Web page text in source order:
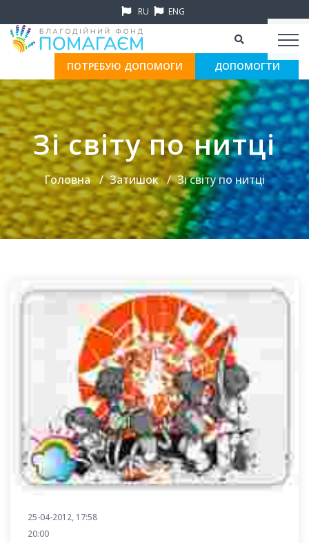
RU ENG
ПОТРЕБУЮ ДОПОМОГИ ДОПОМОГТИ
Зі світу по нитці
Головна Затишок Зі світу по нитці
25-04-2012, 17:58
20:00